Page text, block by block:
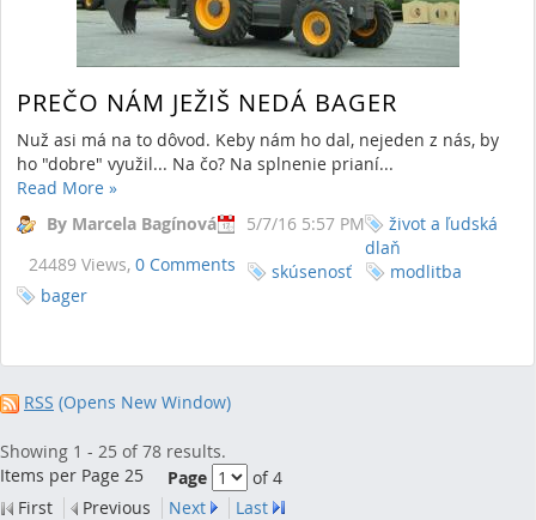
PREČO NÁM JEŽIŠ NEDÁ BAGER
Nuž asi má na to dôvod. Keby nám ho dal, nejeden z nás, by
ho "dobre" využil... Na čo? Na splnenie prianí...
Read More »
By Marcela Bagínová
5/7/16 5:57 PM
24489 Views, 0 Comments
život a ľudská
dlaň
skúsenosť
modlitba
bager
RSS (Opens New Window)
Showing 1 - 25 of 78 results.
Items per Page 25
Page
of 4
First
Previous Next Last